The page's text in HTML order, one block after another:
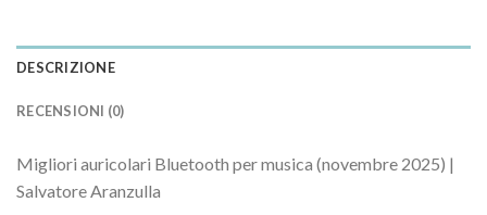
DESCRIZIONE
RECENSIONI (0)
Migliori auricolari Bluetooth per musica (novembre 2025) |
Salvatore Aranzulla